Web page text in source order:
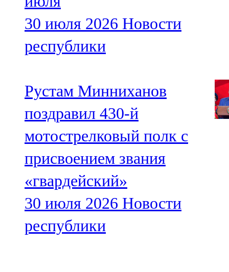
30 июля 2026 Новости
республики
Рустам Минниханов
поздравил 430-й
мотострелковый полк с
присвоением звания
«гвардейский»
30 июля 2026 Новости
республики